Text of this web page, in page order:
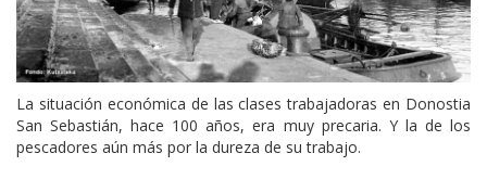
La situación económica de las clases trabajadoras en Donostia
San Sebastián, hace 100 años, era muy precaria. Y la de los
pescadores aún más por la dureza de su trabajo.